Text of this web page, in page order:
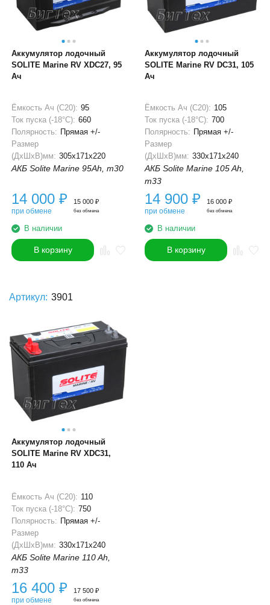
Аккумулятор лодочный
SOLITE Marine RV XDC27, 95
Ач
Ёмкость Ач (С20): 95
Ток пуска (-18°С): 660
Полярность: Прямая +/-
Размер
(ДхШхВ)мм: 305x171x220
АКБ Solite Marine 95Ah, m30
14 000 ₽
при обмене
15 000 ₽
без обмена
В наличии
В корзину
Аккумулятор лодочный
SOLITE Marine RV DC31, 105
Ач
Ёмкость Ач (С20): 105
Ток пуска (-18°С): 700
Полярность: Прямая +/-
Размер
(ДхШхВ)мм: 330x171x240
АКБ Solite Marine 105 Ah,
m33
14 900 ₽
при обмене
16 000 ₽
без обмена
В наличии
В корзину
Артикул: 3901
Аккумулятор лодочный
SOLITE Marine RV XDC31,
110 Ач
Ёмкость Ач (С20): 110
Ток пуска (-18°С): 750
Полярность: Прямая +/-
Размер
(ДхШхВ)мм: 330x171x240
АКБ Solite Marine 110 Ah,
m33
16 400 ₽
при обмене
17 500 ₽
без обмена